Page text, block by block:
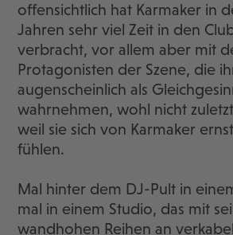
offensichtlich hat Karmaker in
Jahren sehr viel Zeit in den
verbracht, vor allem aber mit
Protagonisten der Szene, die
augenscheinlich als
wahrnehmen, wohl nicht
weil sie sich von Karmaker
fühlen.
Mal hinter dem DJ-Pult in
mal in einem Studio, das mit
wandhohen Reihen an